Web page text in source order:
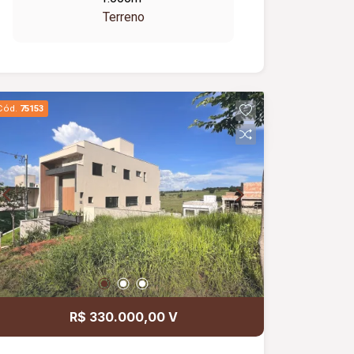
Terreno
75153
R$ 330.000,00 V